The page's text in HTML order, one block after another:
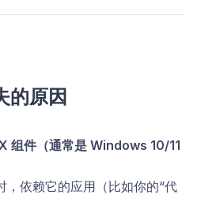
原因
组件（通常是 Windows 10/11
，依赖它的应用（比如你的“代